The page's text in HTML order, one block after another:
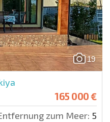
19
165 000 €
zum Meer: